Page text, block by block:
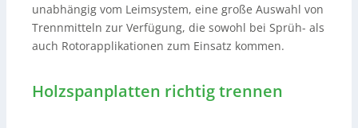
unabhängig vom Leimsystem, eine große Auswahl von
Trennmitteln zur Verfügung, die sowohl bei Sprüh- als
auch Rotorapplikationen zum Einsatz kommen.
Holzspanplatten richtig trennen